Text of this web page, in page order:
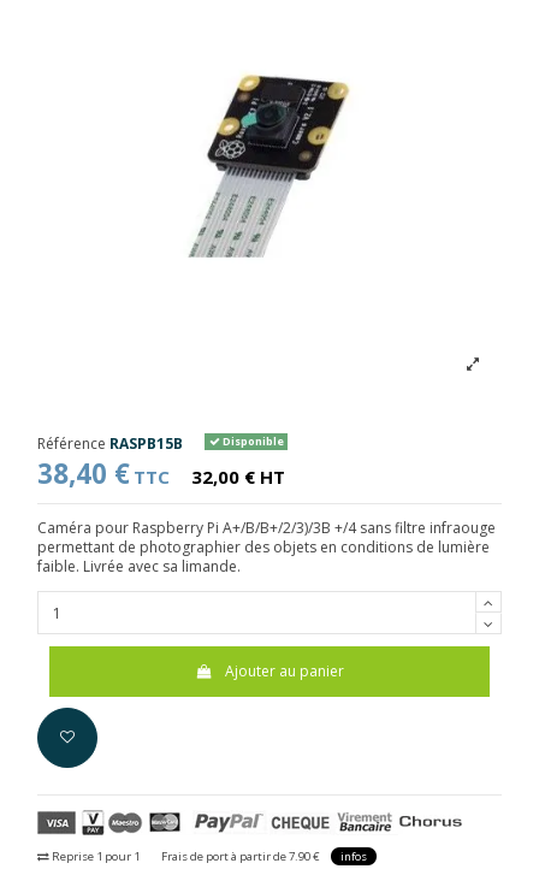
Référence RASPB15B Disponible
38,40 € TTC 32,00 € HT
Caméra pour Raspberry Pi A+/B/B+/2/3)/3B +/4 sans filtre infraouge
permettant de photographier des objets en conditions de lumière
faible. Livrée avec sa limande.
Ajouter au panier
Reprise 1 pour 1 Frais de port à partir de 7.90 € infos